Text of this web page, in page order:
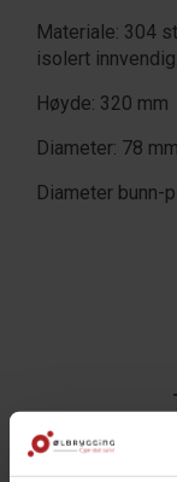
Materiale: 304
isolert innvendig.
Høyde: 320 mm
Diameter: 78 mm
Diameter bunn-